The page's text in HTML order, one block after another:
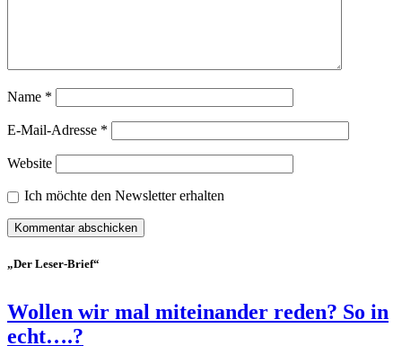
Name *
E-Mail-Adresse *
Website
Ich möchte den Newsletter erhalten
„Der Leser-Brief“
Wollen wir mal miteinander reden? So in
echt….?